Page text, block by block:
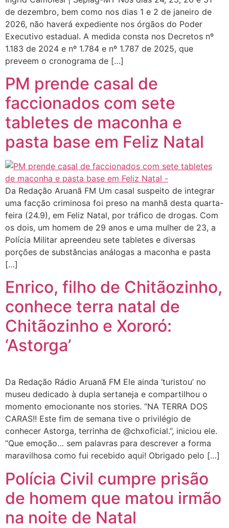
de dezembro, bem como nos dias 1 e 2 de janeiro de
2026, não haverá expediente nos órgãos do Poder
Executivo estadual. A medida consta nos Decretos nº
1.183 de 2024 e nº 1.784 e nº 1.787 de 2025, que
preveem o cronograma de […]
PM prende casal de
faccionados com sete
tabletes de maconha e
pasta base em Feliz Natal
Da Redação Aruanã FM Um casal suspeito de integrar
uma facção criminosa foi preso na manhã desta quarta-
feira (24.9), em Feliz Natal, por tráfico de drogas. Com
os dois, um homem de 29 anos e uma mulher de 23, a
Polícia Militar apreendeu sete tabletes e diversas
porções de substâncias análogas a maconha e pasta
[…]
Enrico, filho de Chitãozinho,
conhece terra natal de
Chitãozinho e Xororó:
‘Astorga’
Da Redação Rádio Aruanã FM Ele ainda ‘turistou’ no
museu dedicado à dupla sertaneja e compartilhou o
momento emocionante nos stories. “NA TERRA DOS
CARAS!! Este fim de semana tive o privilégio de
conhecer Astorga, terrinha de @chxoficial.”, iniciou ele.
“Que emoção… sem palavras para descrever a forma
maravilhosa como fui recebido aqui! Obrigado pelo […]
Polícia Civil cumpre prisão
de homem que matou irmão
na noite de Natal